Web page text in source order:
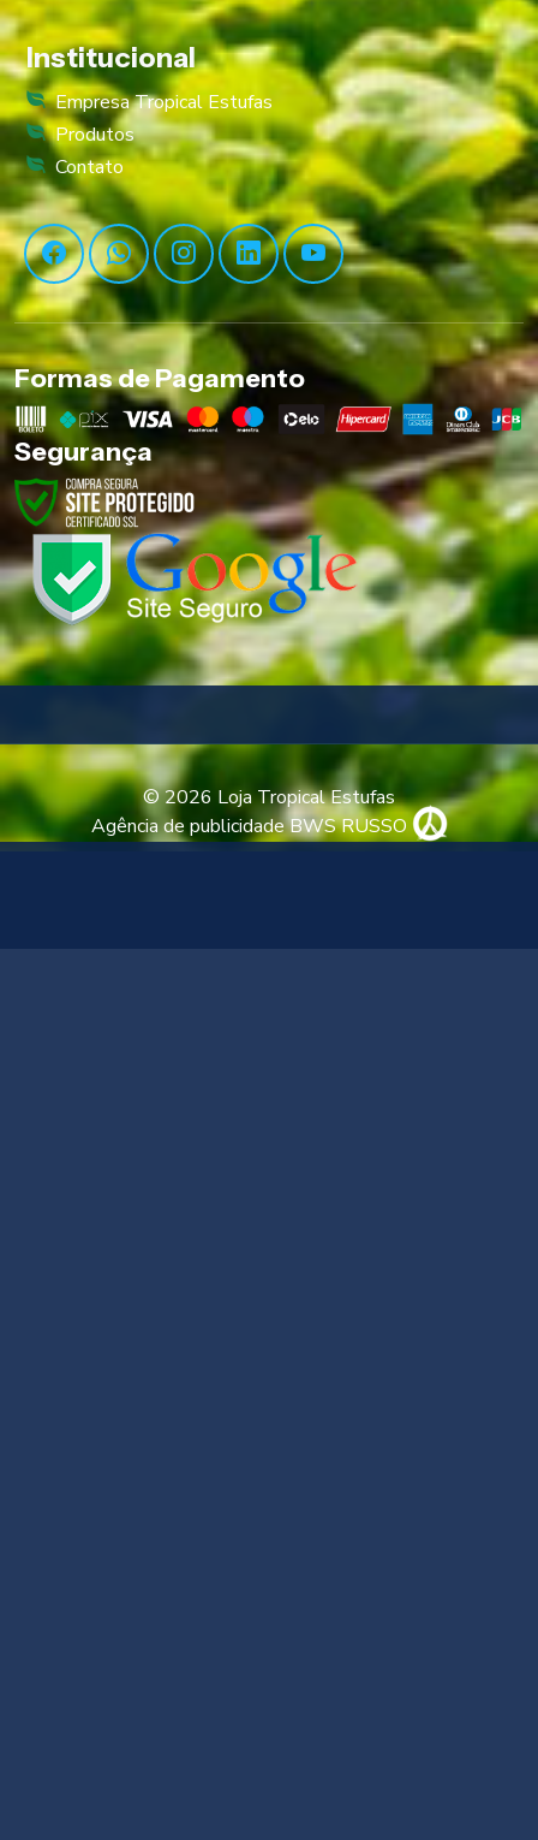
Institucional
Empresa Tropical Estufas
Produtos
Contato
Formas de Pagamento
Segurança
© 2026 Loja Tropical Estufas
Agência de publicidade BWS RUSSO